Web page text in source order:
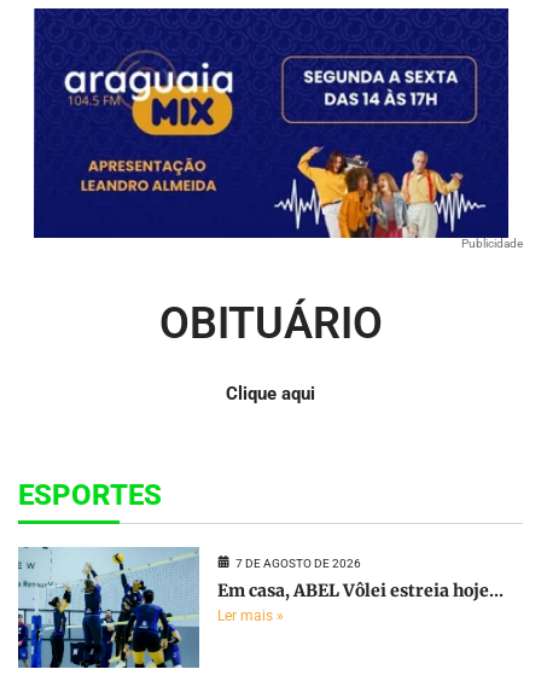
Publicidade
OBITUÁRIO
Clique aqui
ESPORTES
7 DE AGOSTO DE 2026
Em casa, ABEL Vôlei estreia hoje...
Ler mais »